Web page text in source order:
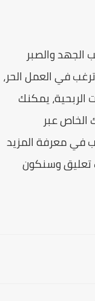
والصبر
في العمل الحر،
يمكنك
عبر
معرفة المزيد
وسنكون